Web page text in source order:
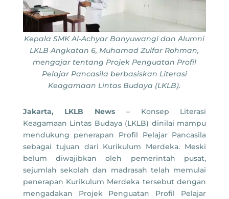
Kepala SMK Al-Achyar Banyuwangi dan Alumni
LKLB Angkatan 6, Muhamad Zulfar Rohman,
mengajar tentang Projek Penguatan Profil
Pelajar Pancasila berbasiskan Literasi
Keagamaan Lintas Budaya (LKLB).
Jakarta, LKLB News – Konsep Literasi
Keagamaan Lintas Budaya (LKLB) dinilai mampu
mendukung penerapan Profil Pelajar Pancasila
sebagai tujuan dari Kurikulum Merdeka. Meski
belum diwajibkan oleh pemerintah pusat,
sejumlah sekolah dan madrasah telah memulai
penerapan Kurikulum Merdeka tersebut dengan
mengadakan Projek Penguatan Profil Pelajar